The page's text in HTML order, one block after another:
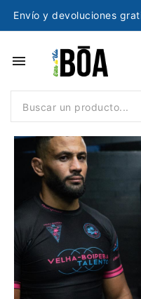
Envío y devoluciones
menu